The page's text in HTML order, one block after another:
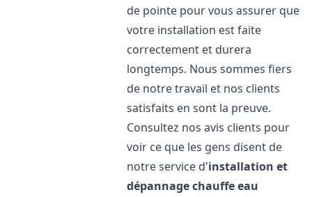
de pointe pour vous assurer que
votre installation est faite
correctement et durera
longtemps. Nous sommes fiers
de notre travail et nos clients
satisfaits en sont la preuve.
Consultez nos avis clients pour
voir ce que les gens disent de
notre service d'installation et
dépannage chauffe eau